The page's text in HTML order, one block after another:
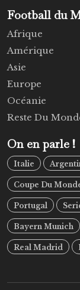
Football du
Afrique
Amérique
Asie
Europe
Océanie
Reste Du
On en parle !
Italie
Coupe Du
Portugal
Bayern Munich
Real Madrid